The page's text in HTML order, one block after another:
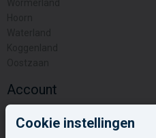
Account
Inschrijven
Cookie instellingen